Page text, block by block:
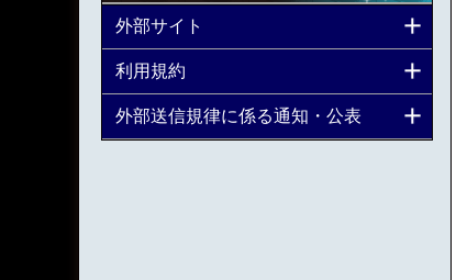
外部サイト
利用規約
外部送信規律に係る通知・公表